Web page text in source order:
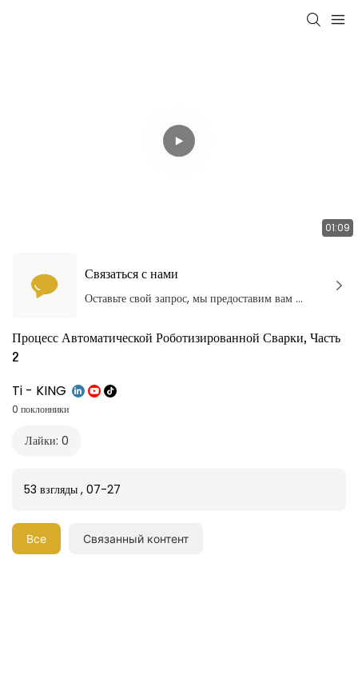
01:09
Связаться с нами
Оставьте свой запрос, мы предоставим вам качественные продукты и услуги!
Процесс Автоматической Роботизированной Сварки, Часть
2
Ti - KING
0 поклонники
Лайки: 0
53 взгляды , 07-27
Все Связанный контент